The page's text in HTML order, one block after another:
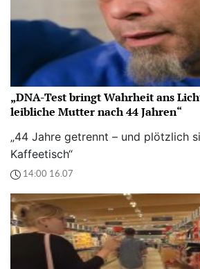
„DNA-Test bringt Wahrheit ans
leibliche Mutter nach 44 Jahren“
„44 Jahre getrennt – und plötzlich
Kaffeetisch“
14:00 16.07